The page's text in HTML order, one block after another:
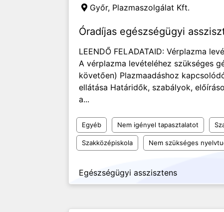
Győr, Plazmaszolgálat Kft.
Óradíjas egészségügyi
LEENDŐ FELADATAID: Vérplazma
A vérplazma levételéhez szükséges
követően) Plazmaadáshoz
ellátása Határidők, szabályok,
a...
Egyéb Nem igényel tapasztalatot
Szakközépiskola Nem szükséges
Egészségügyi asszisztens